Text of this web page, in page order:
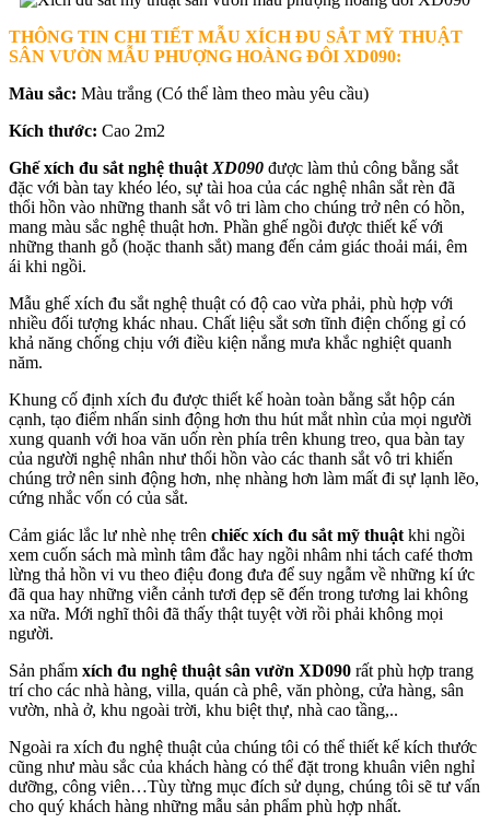
THÔNG TIN CHI TIẾT MẪU XÍCH ĐU SẮT MỸ THUẬT
SÂN VƯỜN MẪU PHƯỢNG HOÀNG ĐÔI XD090:
Màu sắc: Màu trắng (Có thể làm theo màu yêu cầu)
Kích thước: Cao 2m2
Ghế xích đu sắt nghệ thuật XD090 được làm thủ công bằng sắt
đặc với bàn tay khéo léo, sự tài hoa của các nghệ nhân sắt rèn đã
thổi hồn vào những thanh sắt vô tri làm cho chúng trở nên có hồn,
mang màu sắc nghệ thuật hơn. Phần ghế ngồi được thiết kế với
những thanh gỗ (hoặc thanh sắt) mang đến cảm giác thoải mái, êm
ái khi ngồi.
Mẫu ghế xích đu sắt nghệ thuật có độ cao vừa phải, phù hợp với
nhiều đối tượng khác nhau. Chất liệu sắt sơn tĩnh điện chống gỉ có
khả năng chống chịu với điều kiện nắng mưa khắc nghiệt quanh
năm.
Khung cố định xích đu được thiết kế hoàn toàn bằng sắt hộp cán
cạnh, tạo điểm nhấn sinh động hơn thu hút mắt nhìn của mọi người
xung quanh với hoa văn uốn rèn phía trên khung treo, qua bàn tay
của người nghệ nhân như thổi hồn vào các thanh sắt vô tri khiến
chúng trở nên sinh động hơn, nhẹ nhàng hơn làm mất đi sự lạnh lẽo,
cứng nhắc vốn có của sắt.
Cảm giác lắc lư nhè nhẹ trên chiếc xích đu sắt mỹ thuật khi ngồi
xem cuốn sách mà mình tâm đắc hay ngồi nhâm nhi tách café thơm
lừng thả hồn vi vu theo điệu đong đưa để suy ngẫm về những kí ức
đã qua hay những viễn cảnh tươi đẹp sẽ đến trong tương lai không
xa nữa. Mới nghĩ thôi đã thấy thật tuyệt vời rồi phải không mọi
người.
Sản phẩm xích đu nghệ thuật sân vườn XD090 rất phù hợp trang
trí cho các nhà hàng, villa, quán cà phê, văn phòng, cửa hàng, sân
vườn, nhà ở, khu ngoài trời, khu biệt thự, nhà cao tầng,..
Ngoài ra xích đu nghệ thuật của chúng tôi có thể thiết kế kích thước
cũng như màu sắc của khách hàng có thể đặt trong khuân viên nghỉ
dưỡng, công viên…Tùy từng mục đích sử dụng, chúng tôi sẽ tư vấn
cho quý khách hàng những mẫu sản phẩm phù hợp nhất.